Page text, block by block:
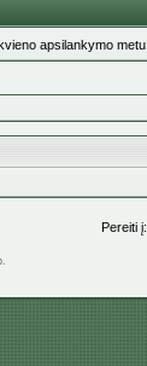
apsilankymo metu
Pereiti į: